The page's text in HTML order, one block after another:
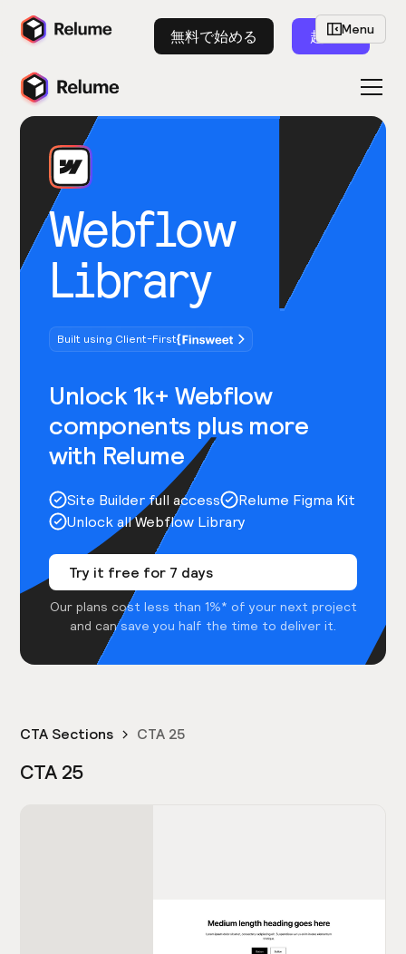
無料で始める 起動
Webflow
Library
Built using Client-First
Unlock 1k+ Webflow
components plus more
with Relume
Site Builder full access
Relume Figma Kit
Unlock all Webflow Library
Try it free for 7 days
Our plans cost less than 1%* of your next project
and can save you half the time to deliver it.
Menu
CTA Sections CTA 25
CTA 25